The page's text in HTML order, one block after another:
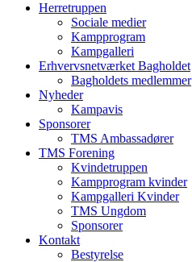
Herretruppen
Sociale medier
Kampprogram
Kampgalleri
Erhvervsnetværket Bagholdet
Bagholdets medlemmer
Nyheder
Kampavis
Sponsorer
TMS Ambassadører
TMS Forening
Kvindetruppen
Kampprogram kvinder
Kampgalleri Kvinder
TMS Ungdom
Sponsorer
Kontakt
Bestyrelse